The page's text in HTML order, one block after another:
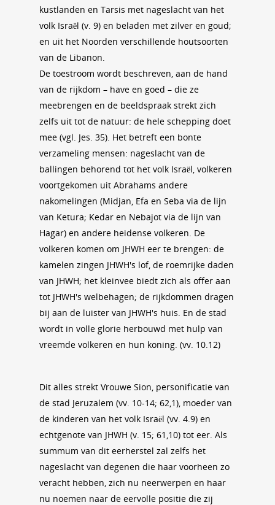
kustlanden en Tarsis met nageslacht van het
volk Israël (v. 9) en beladen met zilver en goud;
en uit het Noorden verschillende houtsoorten
van de Libanon.
De toestroom wordt beschreven, aan de hand
van de rijkdom – have en goed – die ze
meebrengen en de beeldspraak strekt zich
zelfs uit tot de natuur: de hele schepping doet
mee (vgl. Jes. 35). Het betreft een bonte
verzameling mensen: nageslacht van de
ballingen behorend tot het volk Israël, volkeren
voortgekomen uit Abrahams andere
nakomelingen (Midjan, Efa en Seba via de lijn
van Ketura; Kedar en Nebajot via de lijn van
Hagar) en andere heidense volkeren. De
volkeren komen om JHWH eer te brengen: de
kamelen zingen JHWH's lof, de roemrijke daden
van JHWH; het kleinvee biedt zich als offer aan
tot JHWH's welbehagen; de rijkdommen dragen
bij aan de luister van JHWH's huis. En de stad
wordt in volle glorie herbouwd met hulp van
vreemde volkeren en hun koning. (vv. 10.12)
Dit alles strekt Vrouwe Sion, personificatie van
de stad Jeruzalem (vv. 10-14; 62,1), moeder van
de kinderen van het volk Israël (vv. 4.9) en
echtgenote van JHWH (v. 15; 61,10) tot eer. Als
summum van dit eerherstel zal zelfs het
nageslacht van degenen die haar voorheen zo
veracht hebben, zich nu neerwerpen en haar
nu noemen naar de eervolle positie die zij